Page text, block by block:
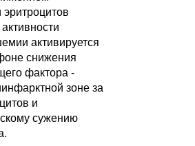
активируется
снижения
фактора -
зоне за
и
сужению